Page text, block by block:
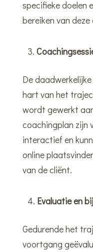
specifieke doelen
bereiken van deze
De
hart van het
wordt gewerkt
coachingplan zijn
interactief en
online
van de cliënt.
Evaluatie en
Gedurende het
voortgang